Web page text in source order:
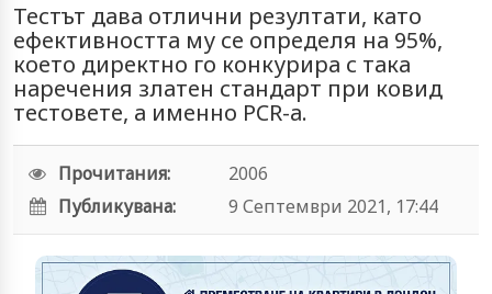
Тестът дава отлични резултати, като
ефективността му се определя на 95%,
което директно го конкурира с така
наречения златен стандарт при ковид
тестовете, а именно PCR-а.
Прочитания:
2006
Публикувана:
9 Септември 2021, 17:44